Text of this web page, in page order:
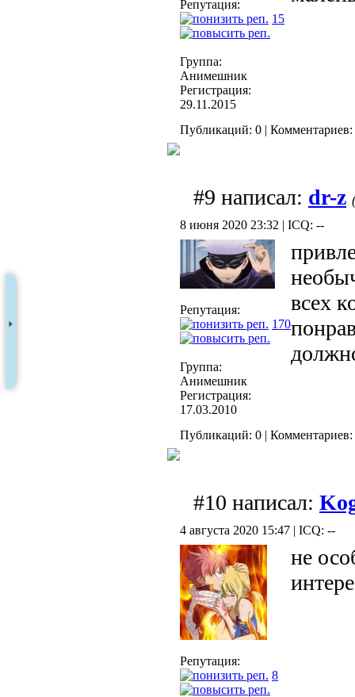
Репутация:
15
Группа:
Анимешник
Регистрация:
29.11.2015
Публикаций: 0 | Комментариев:
#9 написал: dr-z
8 июня 2020 23:32 | ICQ: --
Репутация:
170
Группа:
Анимешник
Регистрация:
17.03.2010
всех
Публикаций: 0 | Комментариев:
#10 написал:
4 августа 2020 15:47 | ICQ: --
Репутация:
8
не